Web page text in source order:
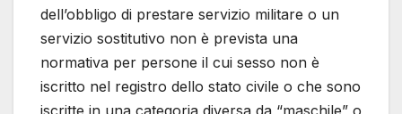
dell’obbligo di prestare servizio militare o un
servizio sostitutivo non è prevista una
normativa per persone il cui sesso non è
iscritto nel registro dello stato civile o che sono
iscritte in una categoria diversa da “maschile” o